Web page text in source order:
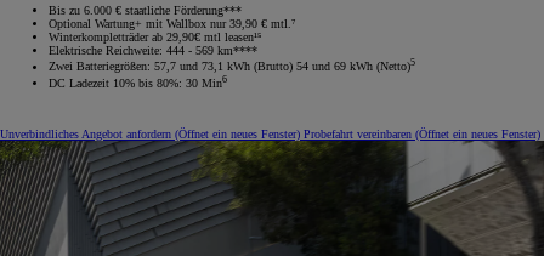
Bis zu 6.000 € staatliche Förderung***
Optional Wartung+ mit Wallbox nur 39,90 € mtl.⁷
Winterkompletträder ab 29,90€ mtl leasen¹⁵
Elektrische Reichweite: 444 - 569 km****
Zwei Batteriegrößen: 57,7 und 73,1 kWh (Brutto) 54 und 69 kWh (Netto)5
DC Ladezeit 10% bis 80%: 30 Min6
Unverbindliches Angebot anfordern (Öffnet ein neues Fenster) Probefahrt vereinbaren (Öffnet ein neues Fenster)